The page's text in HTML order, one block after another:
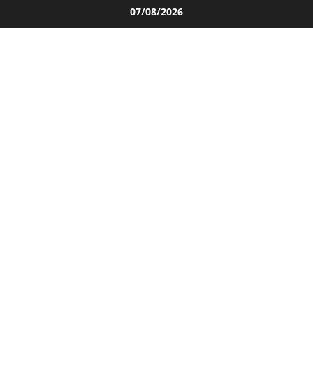
al
07/08/2026